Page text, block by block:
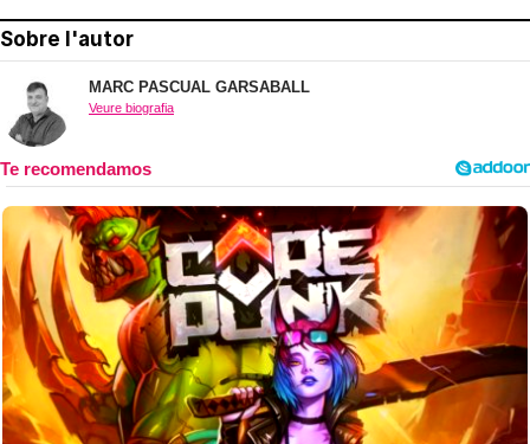
Sobre l'autor
MARC PASCUAL GARSABALL
Veure biografia